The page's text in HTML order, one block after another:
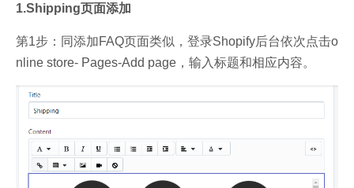
1.Shipping页面添加
第1步：同添加FAQ页面类似，登录Shopify后台依次点击o
nline store- Pages-Add page，输入标题和相应内容。